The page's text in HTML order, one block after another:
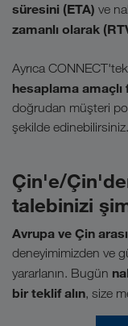
süresini (ETA) ve
zamanlı olarak
Ayrıca
hesaplama
doğrudan müşteri
şekilde edinebilirsiniz.
Çin'e/
talebinizi
Avrupa ve Çin
deneyimimizden ve
yararlanın. Bugün
bir teklif alın, size